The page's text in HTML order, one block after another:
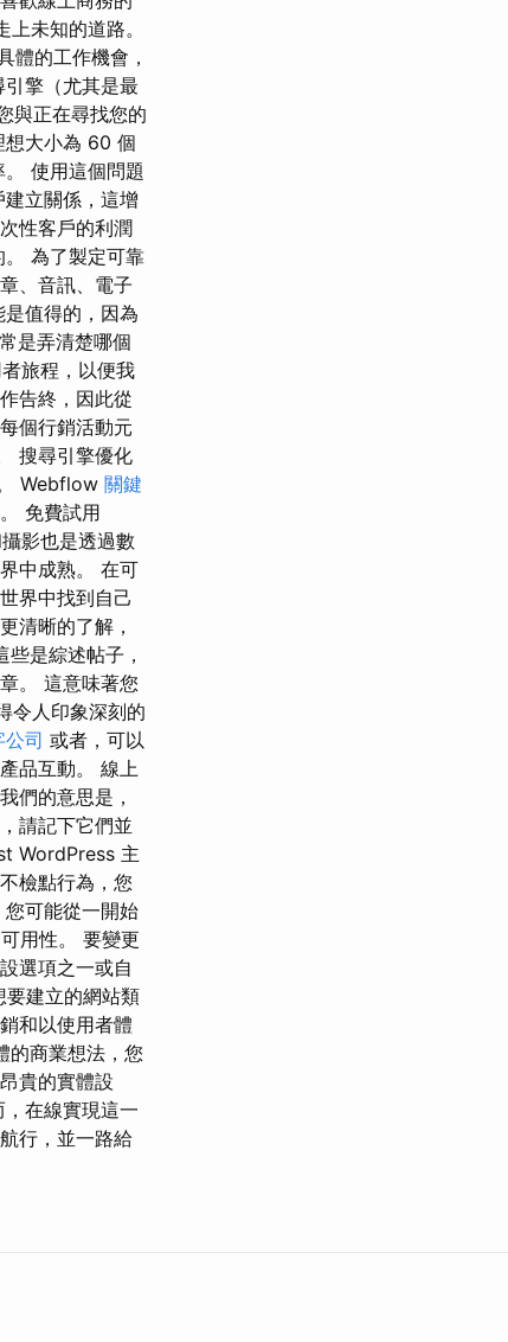
未知的道路。
體的工作機會，
擎（尤其是最
與正在尋找您的
想大小為 60 個
使用這個問題
立關係，這增
性客戶的利潤
為了製定可靠
、音訊、電子
值得的，因為
是弄清楚哪個
旅程，以便我
告終，因此從
個行銷活動元
搜尋引擎優化
Webflow 關鍵
免費試用
影也是透過數
中成熟。 在可
界中找到自己
清晰的了解，
是綜述帖子，
。 這意味著您
令人印象深刻的
公司 或者，可以
品互動。 線上
們的意思是，
請記下它們並
WordPress 主
檢點行為，您
可能從一開始
用性。 要變更
選項之一或自
建立的網站類
和以使用者體
的商業想法，您
貴的實體設
在線實現這一
行，並一路給